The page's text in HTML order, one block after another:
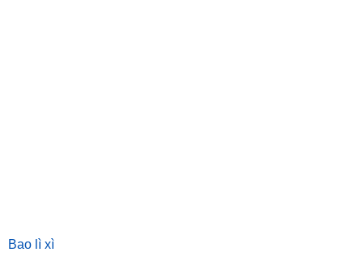
Bao lì xì